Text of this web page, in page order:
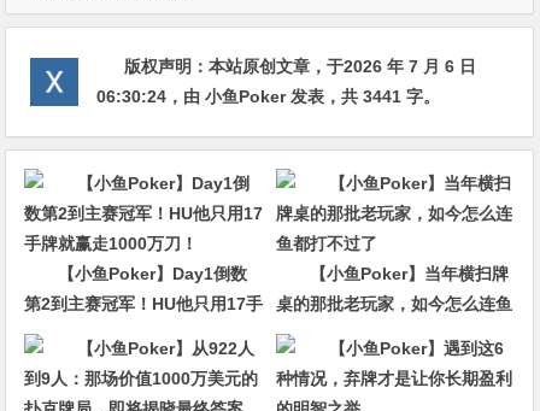
版权声明：本站原创文章，于2026 年 7 月 6 日
06:30:24 ，由小鱼Poker发表，共 3441 字。
【小鱼Poker】Day1倒数
第2到主赛冠军！HU他只用17手
牌就赢走1000万刀！
【小鱼Poker】当年横扫牌
桌的那批老玩家，如今怎么连鱼
都打不过了